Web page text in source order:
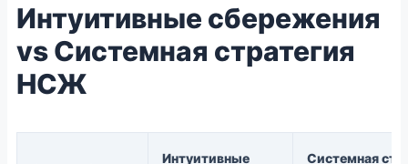
Интуитивные сбережения
vs Системная стратегия
НСЖ
Интуитивные
Системная